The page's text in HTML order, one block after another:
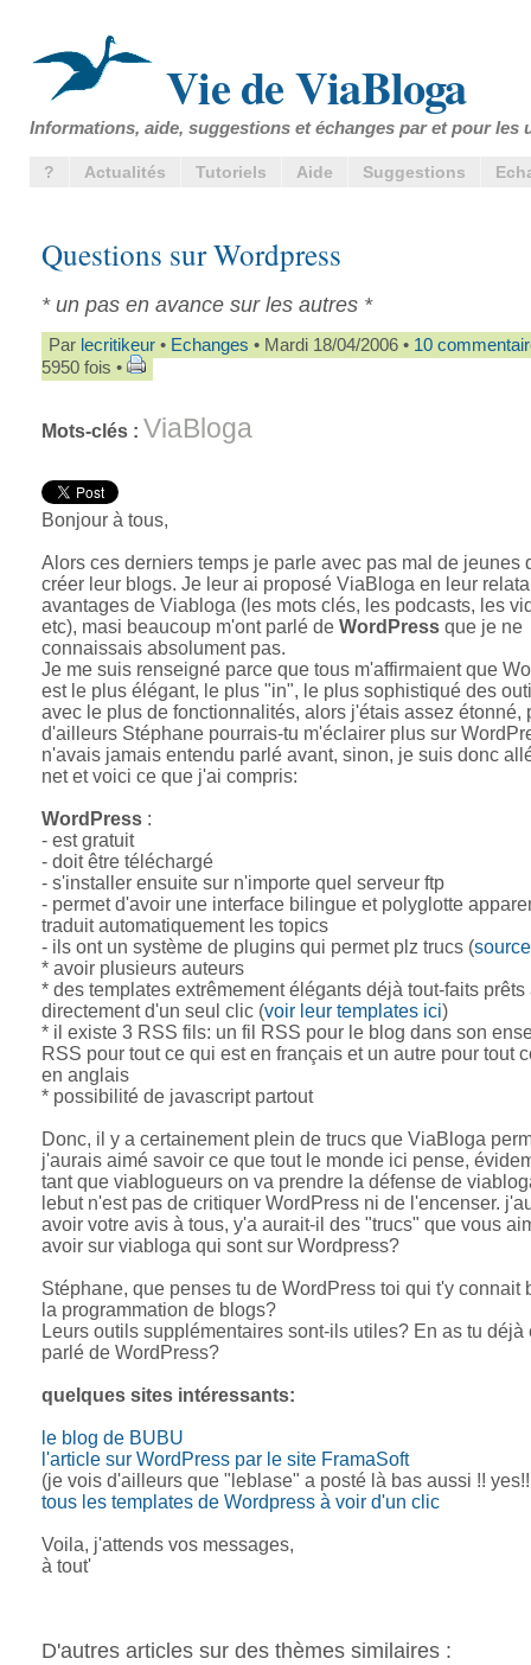
Vie de ViaBloga
Informations, aide, suggestions et échanges par et pour les
? Actualités Tutoriels Aide Suggestions
Questions sur Wordpress
* un pas en avance sur les autres *
Par lecritikeur • Echanges • Mardi 18/04/2006 • 10
5950 fois •
Mots-clés : ViaBloga
Bonjour à tous,
Alors ces derniers temps je parle avec pas mal de jeunes
créer leur blogs. Je leur ai proposé ViaBloga en leur
avantages de Viabloga (les mots clés, les podcasts, les
etc), masi beaucoup m'ont parlé de WordPress que je ne
connaissais absolument pas.
Je me suis renseigné parce que tous m'affirmaient que
est le plus élégant, le plus "in", le plus sophistiqué des
avec le plus de fonctionnalités, alors j'étais assez étonné,
d'ailleurs Stéphane pourrais-tu m'éclairer plus sur
n'avais jamais entendu parlé avant, sinon, je suis donc
net et voici ce que j'ai compris:
WordPress :
- est gratuit
- doit être téléchargé
- s'installer ensuite sur n'importe quel serveur ftp
- permet d'avoir une interface bilingue et polyglotte
traduit automatiquement les topics
- ils ont un système de plugins qui permet plz trucs (
* avoir plusieurs auteurs
* des templates extrêmement élégants déjà tout-faits
directement d'un seul clic (voir leur templates ici)
* il existe 3 RSS fils: un fil RSS pour le blog dans son
RSS pour tout ce qui est en français et un autre pour tout
en anglais
* possibilité de javascript partout
Donc, il y a certainement plein de trucs que ViaBloga
j'aurais aimé savoir ce que tout le monde ici pense,
tant que viablogueurs on va prendre la défense de
lebut n'est pas de critiquer WordPress ni de l'encenser.
avoir votre avis à tous, y'a aurait-il des "trucs" que vous
avoir sur viabloga qui sont sur Wordpress?
Stéphane, que penses tu de WordPress toi qui t'y connait
la programmation de blogs?
Leurs outils supplémentaires sont-ils utiles? En as tu déjà
parlé de WordPress?
quelques sites intéressants:
le blog de BUBU
l'article sur WordPress par le site FramaSoft
(je vois d'ailleurs que "leblase" a posté là bas aussi !!
tous les templates de Wordpress à voir d'un clic
Voila, j'attends vos messages,
à tout'
D'autres articles sur des thèmes similaires :